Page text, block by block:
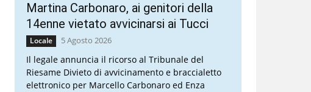
Martina Carbonaro, ai genitori della
14enne vietato avvicinarsi ai Tucci
Locale 5 Agosto 2026
Il legale annuncia il ricorso al Tribunale del
Riesame Divieto di avvicinamento e braccialetto
elettronico per Marcello Carbonaro ed Enza